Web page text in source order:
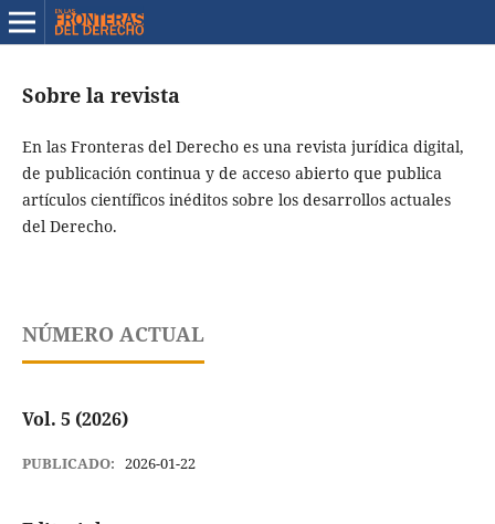
Sobre la revista
En las Fronteras del Derecho es una revista jurídica digital,
de publicación continua y de acceso abierto que publica
artículos científicos inéditos sobre los desarrollos actuales
del Derecho.
NÚMERO ACTUAL
Vol. 5 (2026)
PUBLICADO: 2026-01-22